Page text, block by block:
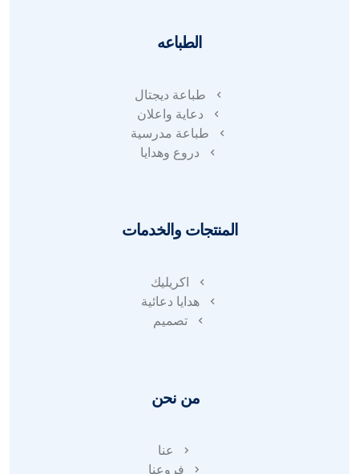
الطباعه
طباعة ديجتال
دعاية واعلان
طباعة مدرسية
دروع وهدايا
المنتجات والخدمات
اكريليك
هدايا دعائية
تصميم
من نحن
عنا
فروعنا